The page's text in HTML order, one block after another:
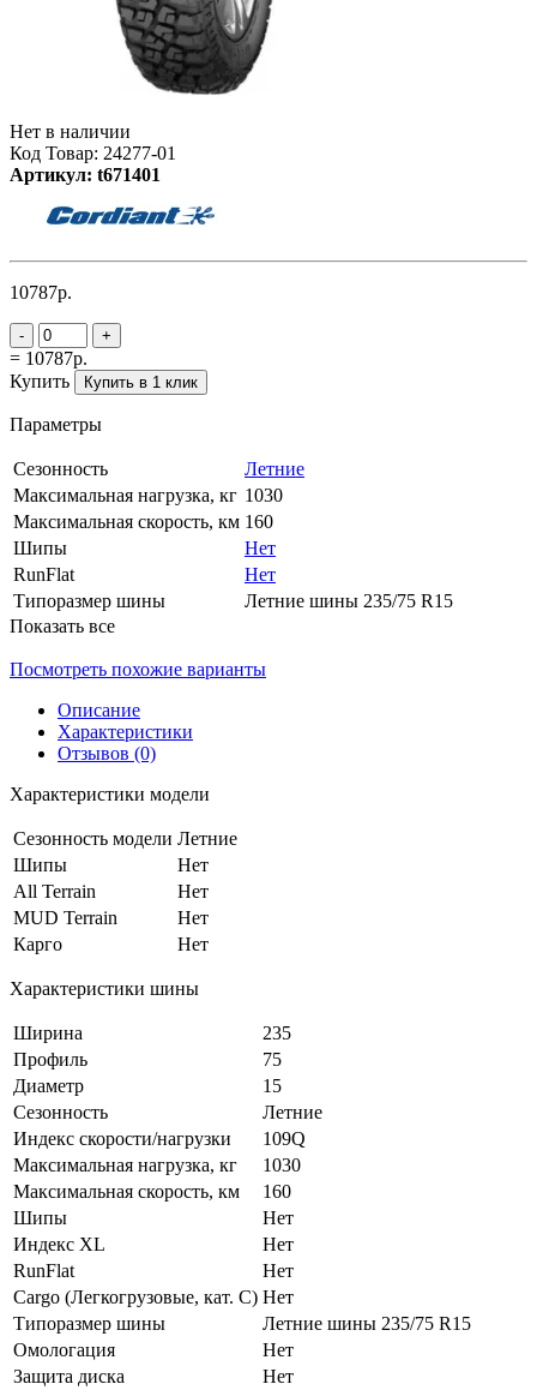
Нет в наличии
Код Товар: 24277-01
Артикул: t671401
10787р.
- +
= 10787р.
Купить
Купить в 1 клик
Параметры
Сезонность
Летние
Максимальная нагрузка, кг 1030
Максимальная скорость, км 160
Шипы
Нет
RunFlat
Нет
Типоразмер шины
Летние шины 235/75 R15
Показать все
Посмотреть похожие варианты
Описание
Характеристики
Отзывов (0)
Характеристики модели
Сезонность модели Летние
Шипы
Нет
All Terrain
Нет
MUD Terrain
Нет
Карго
Нет
Характеристики шины
Ширина
235
Профиль
75
Диаметр
15
Сезонность
Летние
Индекс скорости/нагрузки
109Q
Максимальная нагрузка, кг
1030
Максимальная скорость, км
160
Шипы
Нет
Индекс XL
Нет
RunFlat
Нет
Cargo (Легкогрузовые, кат. С) Нет
Типоразмер шины
Летние шины 235/75 R15
Омологация
Нет
Защита диска
Нет